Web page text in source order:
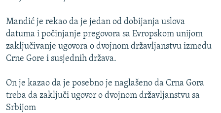
DNEVNO@RSE
SPECIJALI RSE
VIŠE OD NASLOVA
POPLAVE I KLIZIŠTA U BIH 2024.
TV LIBERTY
PRATITE NAS
Sve RFE/RL stranice
Mandić je rekao da je jedan od dobijanja uslova
datuma i počinjanje pregovora sa Evropskom unijom
zaključivanje ugovora o dvojnom državljanstvu između
Crne Gore i susjednih država.
On je kazao da je posebno je naglašeno da Crna Gora
treba da zaključi ugovor o dvojnom državljanstvu sa
Srbijom